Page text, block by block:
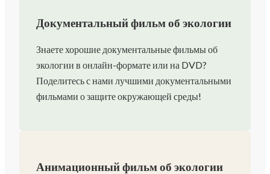
Документальный фильм об экологии
Знаете хорошие документальные фильмы об
экологии в онлайн-формате или на DVD?
Поделитесь с нами лучшими документальными
фильмами о защите окружающей среды!
Анимационный фильм об экологии